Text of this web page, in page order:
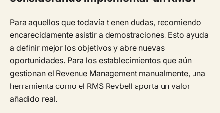
Para aquellos que todavía tienen dudas, recomiendo
encarecidamente asistir a demostraciones. Esto ayuda
a definir mejor los objetivos y abre nuevas
oportunidades. Para los establecimientos que aún
gestionan el Revenue Management manualmente, una
herramienta como el RMS Revbell aporta un valor
añadido real.